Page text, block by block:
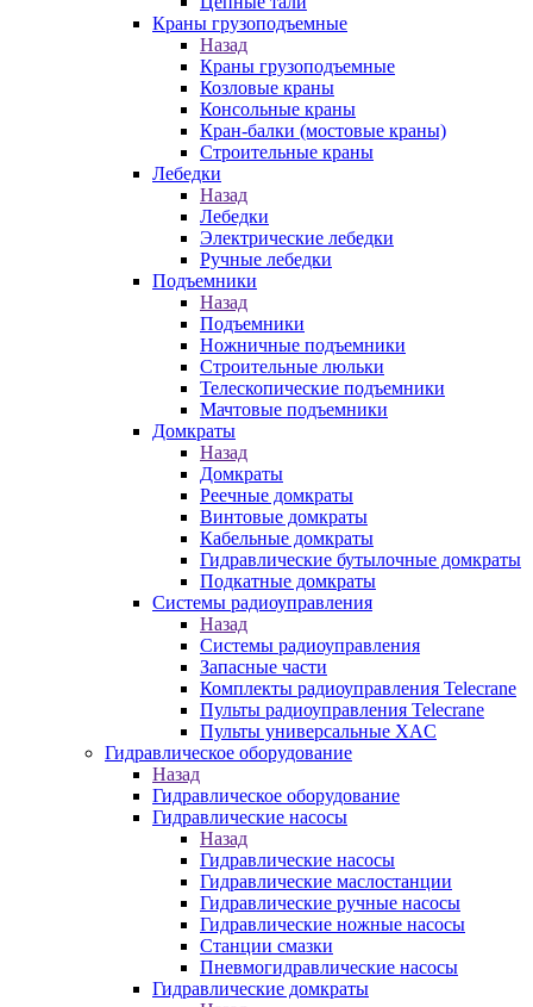
Краны грузоподъемные
Назад
Краны грузоподъемные
Козловые краны
Консольные краны
Кран-балки (мостовые краны)
Строительные краны
Лебедки
Назад
Лебедки
Электрические лебедки
Ручные лебедки
Подъемники
Назад
Подъемники
Ножничные подъемники
Строительные люльки
Телескопические подъемники
Мачтовые подъемники
Домкраты
Назад
Домкраты
Реечные домкраты
Винтовые домкраты
Кабельные домкраты
Гидравлические бутылочные домкраты
Подкатные домкраты
Системы радиоуправления
Назад
Системы радиоуправления
Запасные части
Комплекты радиоуправления Telecrane
Пульты радиоуправления Telecrane
Пульты универсальные XAC
Гидравлическое оборудование
Назад
Гидравлическое оборудование
Гидравлические насосы
Назад
Гидравлические насосы
Гидравлические маслостанции
Гидравлические ручные насосы
Гидравлические ножные насосы
Станции смазки
Пневмогидравлические насосы
Гидравлические домкраты